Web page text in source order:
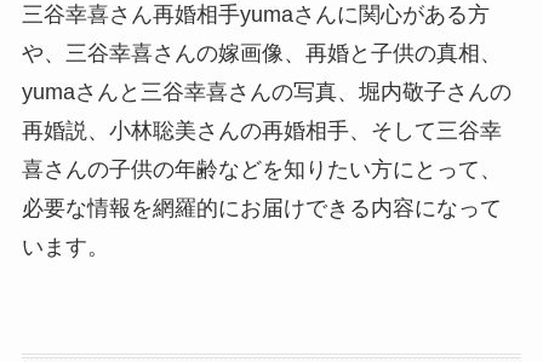
三谷幸喜さん再婚相手yumaさんに関心がある方
や、三谷幸喜さんの嫁画像、再婚と子供の真相、
yumaさんと三谷幸喜さんの写真、堀内敬子さんの
再婚説、小林聡美さんの再婚相手、そして三谷幸
喜さんの子供の年齢などを知りたい方にとって、
必要な情報を網羅的にお届けできる内容になって
います。